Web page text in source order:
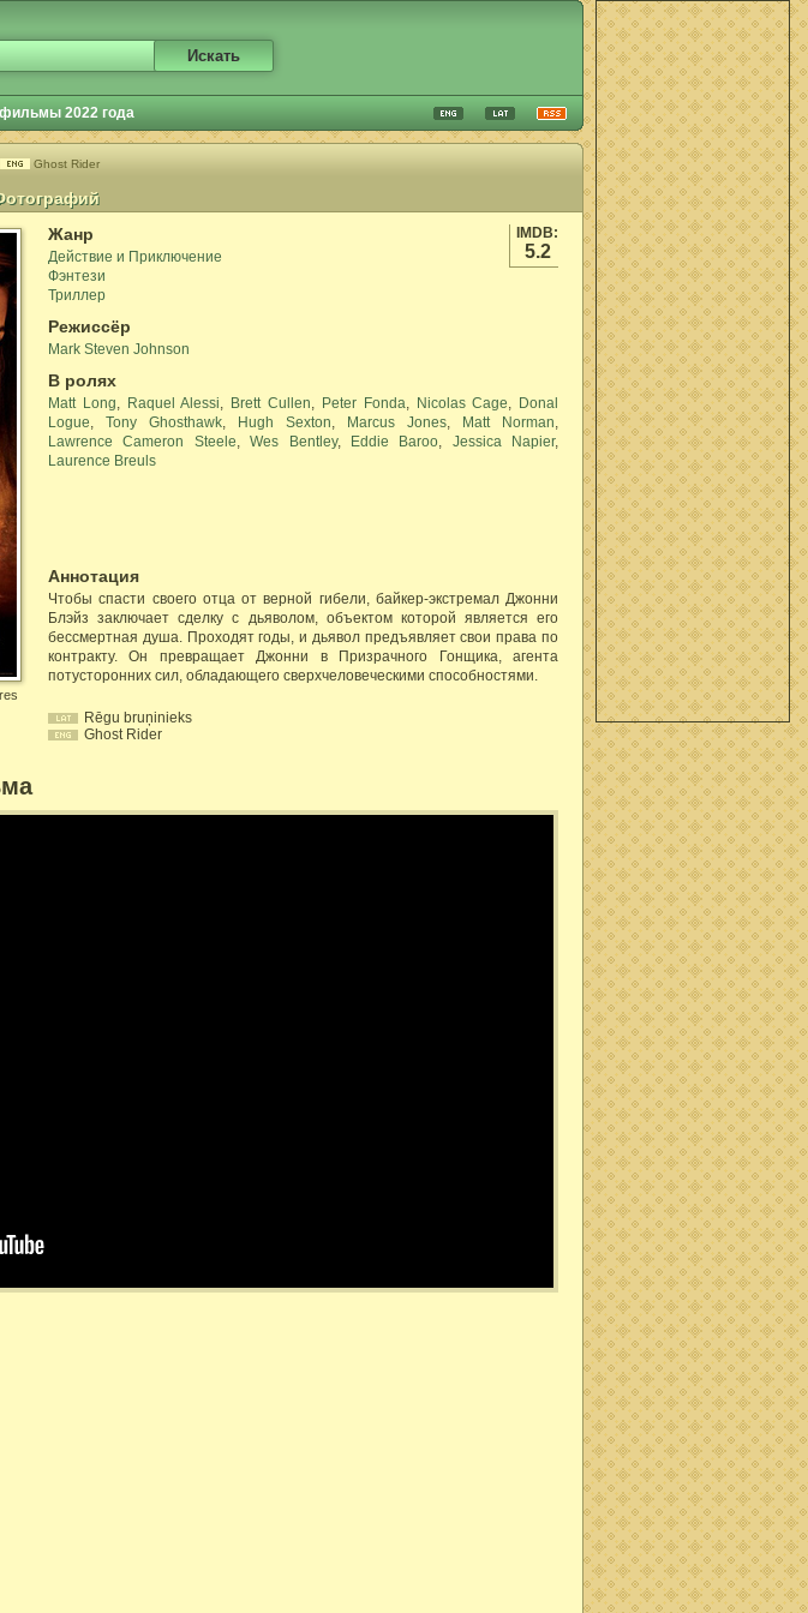
2022 года
Ghost Rider
IMDB:
5.2
Жанр
Действие и Приключение
Фэнтези
Триллер
Режиссёр
Mark Steven Johnson
В ролях
Matt Long, Raquel Alessi, Brett Cullen, Peter Fonda, Nicolas Cage, Donal
Logue, Tony Ghosthawk, Hugh Sexton, Marcus Jones, Matt Norman,
Lawrence Cameron Steele,Wes Bentley, Eddie Baroo, Jessica Napier,
Laurence Breuls
Аннотация
Чтобы спасти своего отца от верной гибели, байкер-экстремал Джонни
Блэйз заключает сделку с дьяволом, объектом которой является его
бессмертная душа. Проходят годы, и дьявол предъявляет свои права по
контракту. Он превращает Джонни в Призрачного Гонщика, агента
потусторонних сил, обладающего сверхчеловеческими способностями.
Rēgu bruņinieks
Ghost Rider